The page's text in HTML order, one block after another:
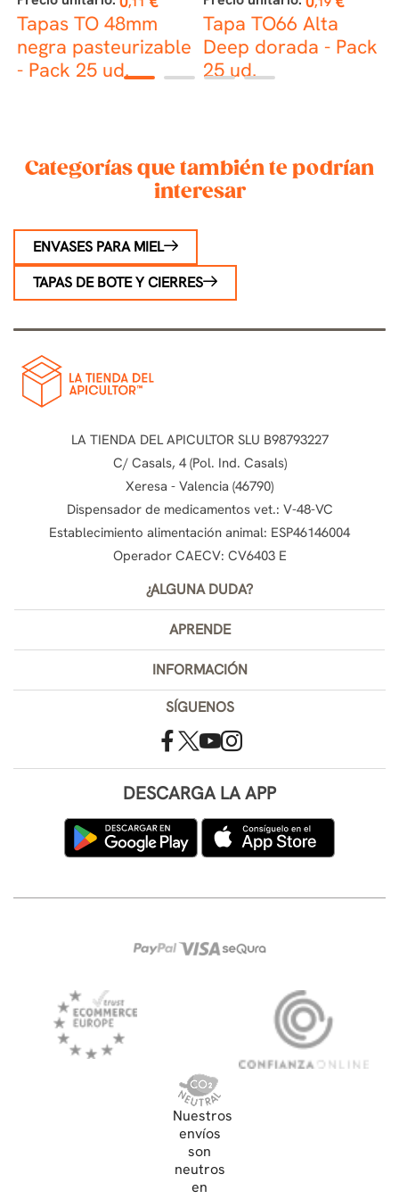
Tapas TO 48mm
negra pasteurizable
- Pack 25 ud.
Tapa TO66 Alta
Deep dorada - Pack
25 ud.
1 2 3 4
Categorías que también te podrían
interesar
ENVASES PARA MIEL
TAPAS DE BOTE Y CIERRES
LA TIENDA DEL APICULTOR SLU B98793227
C/ Casals, 4 (Pol. Ind. Casals)
Xeresa - Valencia (46790)
Dispensador de medicamentos vet.: V-48-VC
Establecimiento alimentación animal: ESP46146004
Operador CAECV: CV6403 E
¿ALGUNA DUDA?
APRENDE
INFORMACIÓN
SÍGUENOS
DESCARGA LA APP
Nuestros
envíos
son
neutros
en